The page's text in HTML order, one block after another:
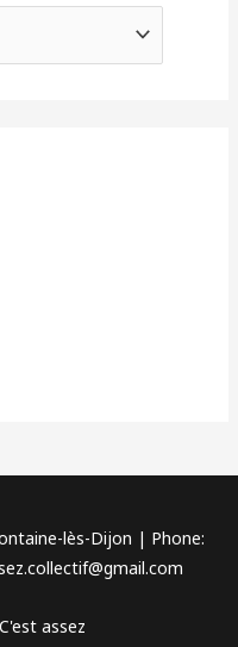
lès-Dijon | Phone:
assez